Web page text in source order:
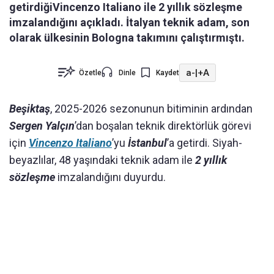
getirdiğiVincenzo Italiano ile 2 yıllık sözleşme
imzalandığını açıkladı. İtalyan teknik adam, son
olarak ülkesinin Bologna takımını çalıştırmıştı.
Özetle Dinle Kaydet a-|+A
Beşiktaş, 2025-2026 sezonunun bitiminin ardından
Sergen Yalçın’dan boşalan teknik direktörlük görevi
için Vincenzo Italiano’yu İstanbul’a getirdi. Siyah-
beyazlılar, 48 yaşındaki teknik adam ile 2 yıllık
sözleşme imzalandığını duyurdu.